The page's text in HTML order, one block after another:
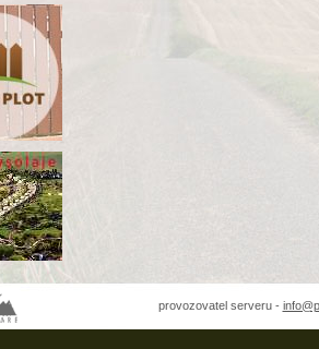
provozovatel serveru -